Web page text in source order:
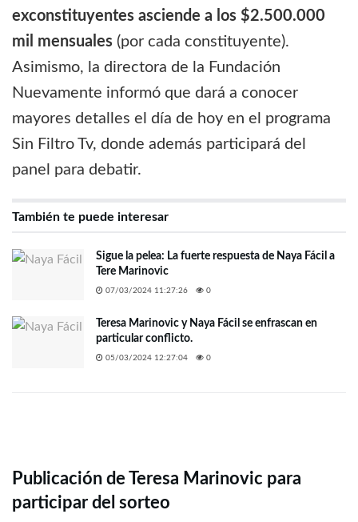
exconstituyentes asciende a los $2.500.000
mil mensuales (por cada constituyente).
Asimismo, la directora de la Fundación
Nuevamente informó que dará a conocer
mayores detalles el día de hoy en el programa
Sin Filtro Tv, donde además participará del
panel para debatir.
También te puede interesar
Sigue la pelea: La fuerte respuesta de Naya Fácil a
Tere Marinovic
07/03/2024 11:27:26 0
Teresa Marinovic y Naya Fácil se enfrascan en
particular conflicto.
05/03/2024 12:27:04 0
Publicación de Teresa Marinovic para
participar del sorteo